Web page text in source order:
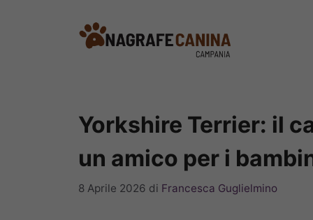
Yorkshire Terrier: il
un amico per i
8 Aprile 2026 di Francesca Guglielmino